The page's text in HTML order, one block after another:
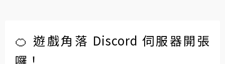
🍊 遊戲角落 Discord 伺服器開張
囉！